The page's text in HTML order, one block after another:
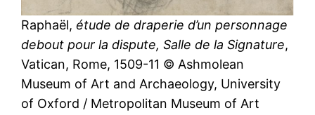
Raphaël,étude de draperie d’un personnage
debout pour la dispute, Salle de la Signature,
Vatican, Rome, 1509-11 © Ashmolean
Museum of Art and Archaeology, University
of Oxford / Metropolitan Museum of Art